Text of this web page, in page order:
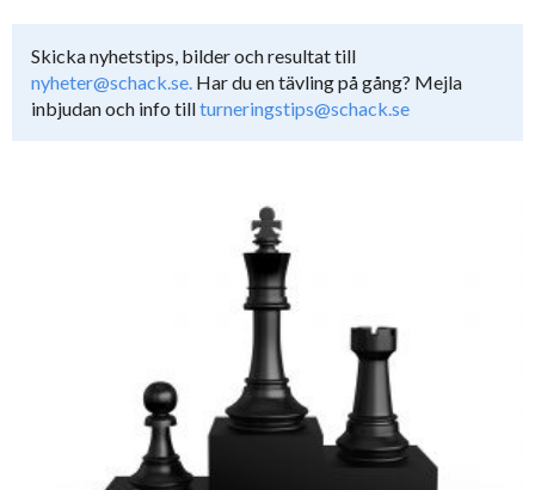
Skicka nyhetstips, bilder och resultat till
nyheter@schack.se. Har du en tävling på gång? Mejla
inbjudan och info tillturneringstips@schack.se